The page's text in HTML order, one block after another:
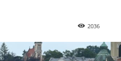
2036